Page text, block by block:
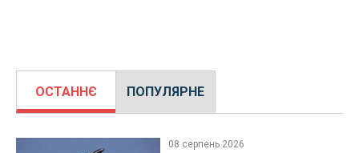
ОСТАННЄ ПОПУЛЯРНЕ
08 серпень 2026